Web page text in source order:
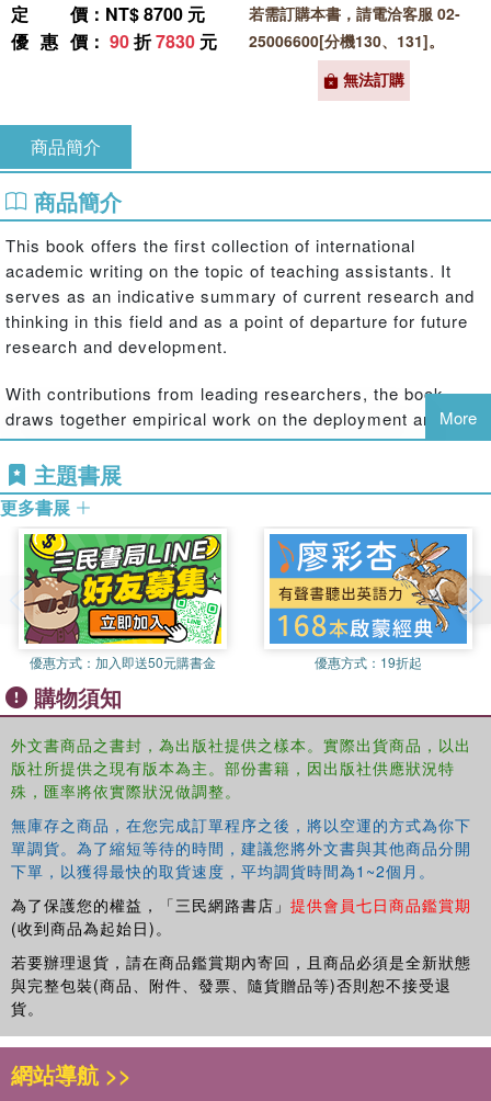
定價 ：NT$ 8700 元
優惠價 ： 90折7830 元
若需訂購本書，請電洽客服 02-
25006600[分機130、131]。
無法訂購
商品簡介
商品簡介
This book offers the first collection of international
academic writing on the topic of teaching assistants. It
serves as an indicative summary of current research and
thinking in this field and as a point of departure for future
research and development.
With contributions from leading researchers, the book
draws together empirical work on the deployment and
impact of teaching assistants from various perspectives
and from a range of methodological approaches. It
highlights and celebrates the vital everyday contributions
teaching assistants make to their schools and their
communities: from their role within classrooms, to their
moment-by-moment interactions with pupils and teachers.
The book examines the effect that teaching assistants can
have on pupils’ learning and wellbeing, and considers
issues of over-dependence on classroom
paraprofessionals and the unintended consequences to
which this can lead. Bringing together work from a journal
special issue with brand-new and updated chapters, the
contributions offer insight into the liminal space between
educator, caregiver, behaviour manager, and facilitator of
learning and of peer relations, which characterizes the
teaching assistant role.
This timely and important book will be essential reading
for academics, researchers, and students interested in
special educational needs, disability, and inclusion, and
those interested in the wider topic of paraprofessionals in
labour markets.
More
主題書展
更多書展
優惠方式： 加入即送50元購書金 優惠方式： 19折起
購物須知
外文書商品之書封，為出版社提供之樣本。實際出貨商品，以出
版社所提供之現有版本為主。部份書籍，因出版社供應狀況特
殊，匯率將依實際狀況做調整。
無庫存之商品，在您完成訂單程序之後，將以空運的方式為你下
單調貨。為了縮短等待的時間，建議您將外文書與其他商品分開
下單，以獲得最快的取貨速度，平均調貨時間為1~2個月。
為了保護您的權益，「三民網路書店」 提供會員七日商品鑑賞期
(收到商品為起始日)。
若要辦理退貨，請在商品鑑賞期內寄回，且商品必須是全新狀態
與完整包裝(商品、附件、發票、隨貨贈品等)否則恕不接受退
貨。
網站導航 >>